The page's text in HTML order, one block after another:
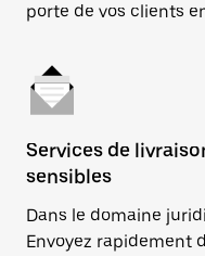
porte de vos clients
Services de
sensibles
Dans le domaine
Envoyez rapidement